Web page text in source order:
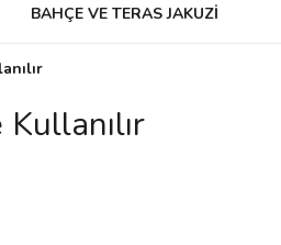
BAHÇE VE TERAS JAKUZİ